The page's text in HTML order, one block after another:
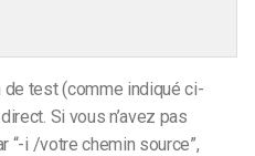
de test (comme indiqué ci-
Si vous n’avez pas
“-i /votre chemin source”,